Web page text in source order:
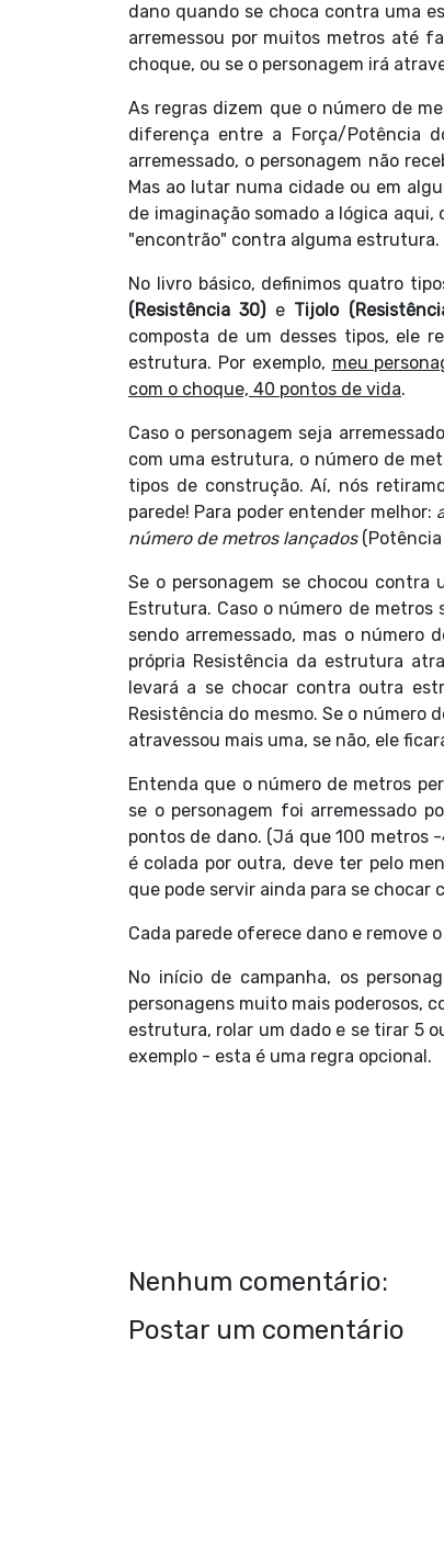
dano quando se choca contra uma
arremessou por muitos metros até
choque, ou se o personagem irá
As regras dizem que o número de
diferença entre a Força/Potência
arremessado, o personagem não
Mas ao lutar numa cidade ou em
de imaginação somado a lógica aqui,
"encontrão" contra alguma estrutura.
No livro básico, definimos quatro
(Resistência 30)e Tijolo
composta de um desses tipos, ele
estrutura. Por exemplo, meu
com o choque, 40 pontos de vida.
Caso o personagem seja
com uma estrutura, o número de
tipos de construção. Aí, nós
parede! Para poder entender melhor:
número de metros lançados(Potência
Se o personagem se chocou contra
Estrutura. Caso o número de metros
sendo arremessado, mas o número
própria Resistência da estrutura
levará a se chocar contra outra
Resistência do mesmo. Se o número
atravessou mais uma, se não, ele
Entenda que o número de metros
se o personagem foi arremessado
pontos de dano. (Já que 100 metros
é colada por outra, deve ter pelo
que pode servir ainda para se chocar
Cada parede oferece dano e remove
No início de campanha, os
personagens muito mais poderosos,
estrutura, rolar um dado e se tirar 5
exemplo - esta é uma regra opcional.
Nenhum comentário:
Postar um comentário